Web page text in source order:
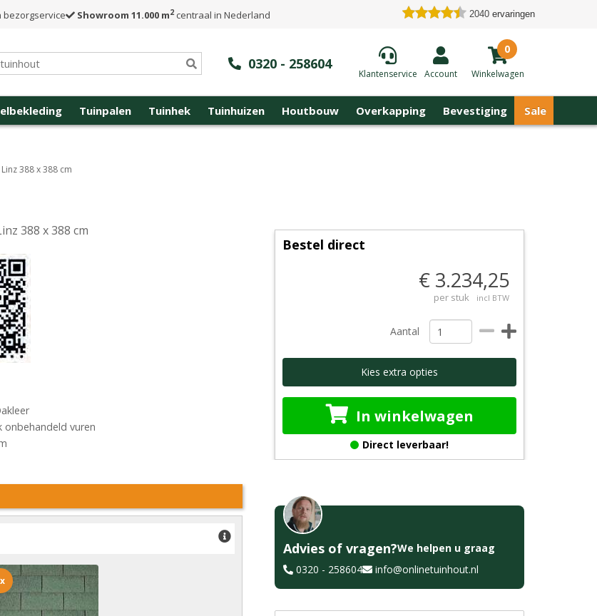
bezorgservice Showroom 11.000 m2centraal in Nederland 2040 ervaringen
0320 - 258604
Klantenservice Account
0
Winkelwagen
Tuinpalen Tuinhek Tuinhuizen Houtbouw Overkapping Bevestiging Sale
388 x 388 cm
388 x 388 cm
vuren
Bestel direct
€ 3.234,25
per stuk incl BTW
Aantal
Kies extra opties
In winkelwagen
Direct leverbaar!
Advies of vragen?We helpen u graag
0320 - 258604
info@onlinetuinhout.nl